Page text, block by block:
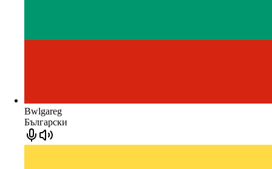
Bwlgareg
Български